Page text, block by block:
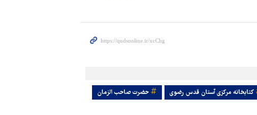
کتابخانه مرکزی آستان قدس رضوی
حضرت صاحب الزمان